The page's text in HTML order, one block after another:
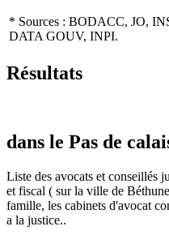
* Sources : BODACC, JO,
DATA GOUV, INPI.
Résultats
dans le Pas de
Liste des avocats et conseillés
et fiscal ( sur la ville de
famille, les cabinets d'avocat
a la justice..